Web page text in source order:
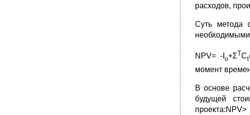
расходов,
Суть метода
необходимыми
NPV= -I o+ΣТCt
момент
В основе
будущей